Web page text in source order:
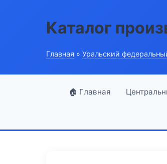
Каталог
Главная » Уральский
🏠 Главная